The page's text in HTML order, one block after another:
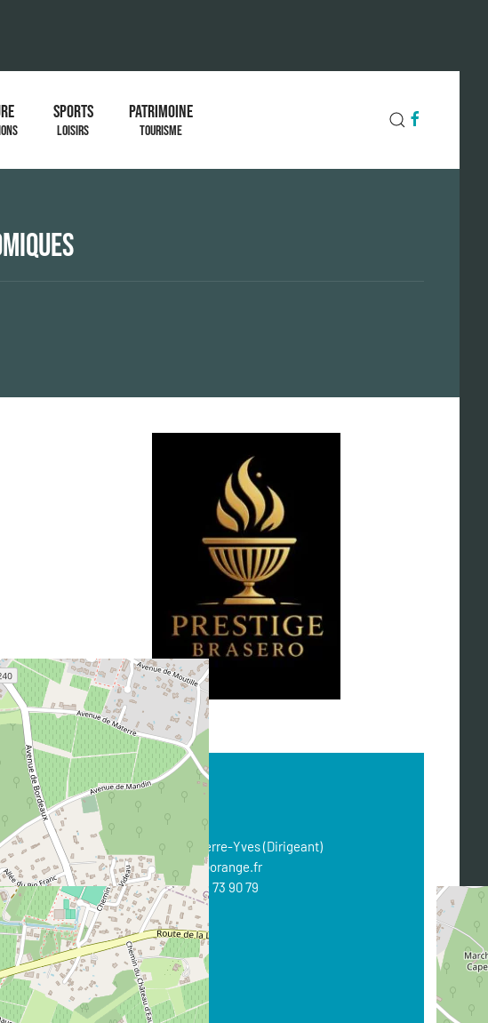
SPORTS
LOISIRS
PATRIMOINE
TOURISME
CONTACT
Nom :
FAURIE Pierre-Yves (Dirigeant)
Email : pyfaurie@orange.fr
Téléphone : 07 68 73 90 79